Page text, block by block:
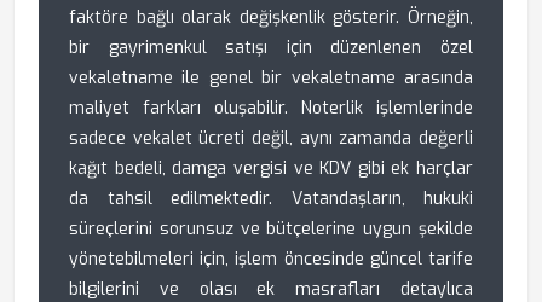
faktöre bağlı olarak değişkenlik gösterir. Örneğin,
bir gayrimenkul satışı için düzenlenen özel
vekaletname ile genel bir vekaletname arasında
maliyet farkları oluşabilir. Noterlik işlemlerinde
sadece vekalet ücreti değil, aynı zamanda değerli
kağıt bedeli, damga vergisi ve KDV gibi ek harçlar
da tahsil edilmektedir. Vatandaşların, hukuki
süreçlerini sorunsuz ve bütçelerine uygun şekilde
yönetebilmeleri için, işlem öncesinde güncel tarife
bilgilerini ve olası ek masrafları detaylıca